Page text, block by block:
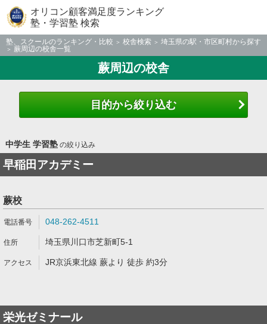
オリコン顧客満足度ランキング
塾・学習塾 検索
塾、スクールのランキング・比較 校舎検索
埼玉県の駅・市区町村から探す
蕨周辺の校舎一覧
蕨周辺の校舎
目的から絞り込む
中学生 学習塾の絞り込み
早稲田アカデミー
蕨校
048-262-4511
埼玉県川口市芝新町5-1
JR京浜東北線 蕨より 徒歩 約3分
栄光ゼミナール